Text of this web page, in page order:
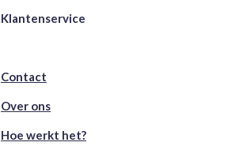
Klantenservice
Contact
Over ons
Hoe werkt het?